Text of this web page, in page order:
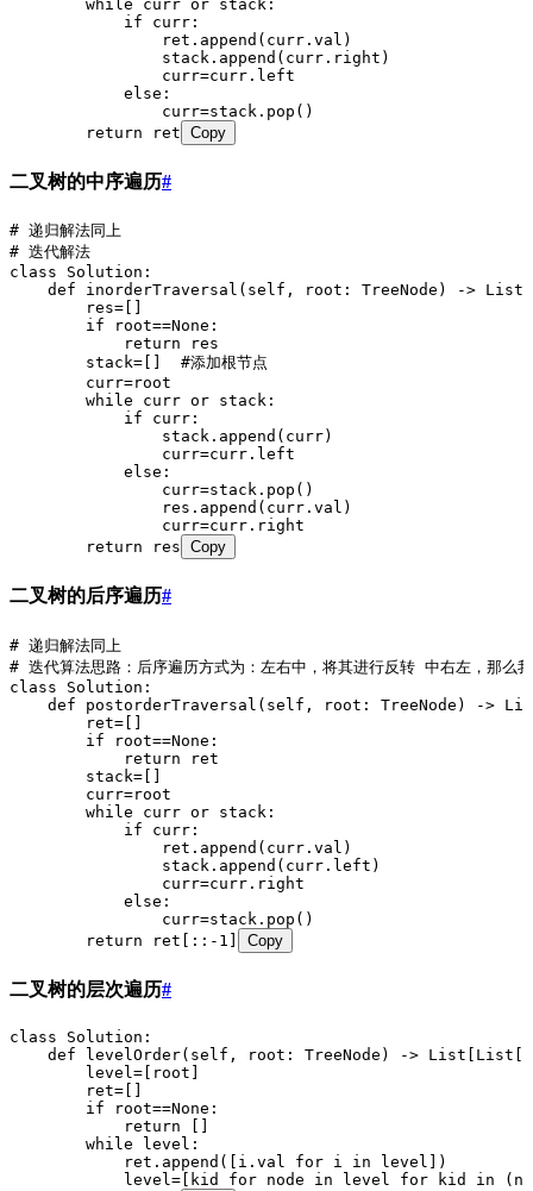
        while curr or stack:
            if curr:
                ret.append(curr.val)
                stack.append(curr.right)
                curr=curr.left
            else:
                curr=stack.pop()
        return ret
Copy
二叉树的中序遍历#
# 递归解法同上
# 迭代解法
class Solution:
def inorderTraversal(self, root: TreeNode) ->
        res=[]
        if root==None:
            return res
        stack=[]  #添加根节点
        curr=root
        while curr or stack:
            if curr:
                stack.append(curr)
                curr=curr.left
            else:
                curr=stack.pop()
                res.append(curr.val)
                curr=curr.right
        return res
Copy
二叉树的后序遍历#
# 递归解法同上
# 迭代算法思路：后序遍历方式为：左右中，将其进行反转 中右左，那么
class Solution:
def postorderTraversal(self, root: TreeNode) ->
        ret=[]
        if root==None:
            return ret
        stack=[]
        curr=root
        while curr or stack:
            if curr:
                ret.append(curr.val)
                stack.append(curr.left)
                curr=curr.right
            else:
                curr=stack.pop()
        return ret[::-1]
Copy
二叉树的层次遍历#
class Solution:
def levelOrder(self, root: TreeNode) ->
        level=[root]
        ret=[]
        if root==None:
            return []
        while level:
            ret.append([i.val for i in level])
level=[kid for node in level for kid in